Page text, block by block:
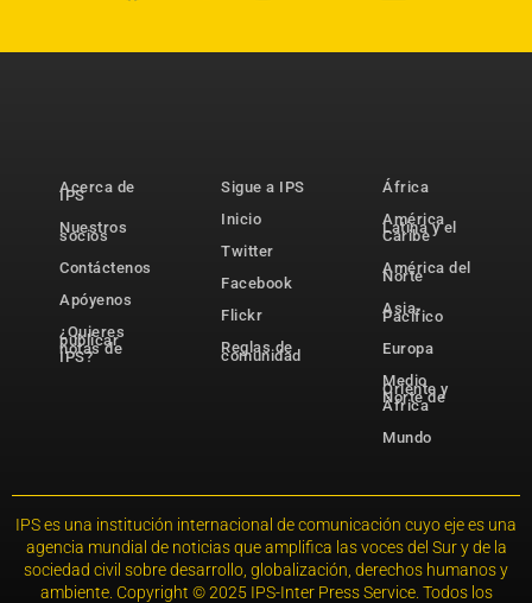
Acerca de
IPS
Nuestros
socios
Contáctenos
Apóyenos
¿Quieres
publicar
notas de
IPS?
Sigue a IPS
Inicio
Twitter
Facebook
Flickr
Reglas de
comunidad
África
América
Latina y el
Caribe
América del
Norte
Asia-
Pacífico
Europa
Medio
Oriente y
Norte de
África
Mundo
IPS es una institución internacional de comunicación cuyo eje es una
agencia mundial de noticias que amplifica las voces del Sur y de la
sociedad civil sobre desarrollo, globalización, derechos humanos y
ambiente. Copyright © 2025 IPS-Inter Press Service. Todos los